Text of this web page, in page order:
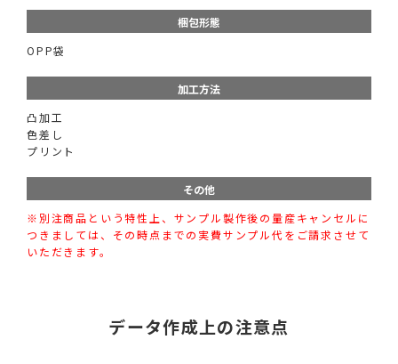
梱包形態
OPP袋
加工方法
凸加工
色差し
プリント
その他
※別注商品という特性上、サンプル製作後の量産キャンセルに
つきましては、その時点までの実費サンプル代をご請求させて
いただきます。
データ作成上の注意点